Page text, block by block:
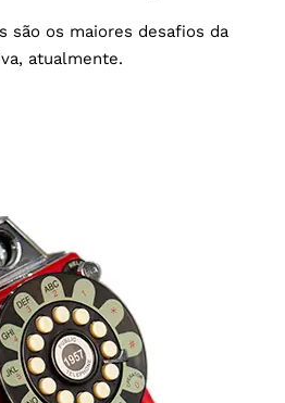
são os maiores desafios da
atualmente.